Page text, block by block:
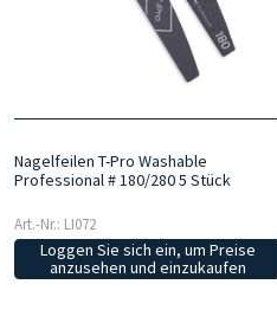
Nagelfeilen T-Pro Washable
Professional # 180/280 5 Stück
Art.-Nr.: LI072
Loggen Sie sich ein, um Preise
anzusehen und einzukaufen